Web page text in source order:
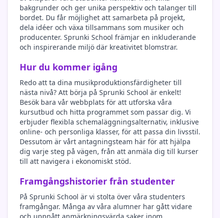
bakgrunder och ger unika perspektiv och talanger till
bordet. Du får möjlighet att samarbeta på projekt,
dela idéer och växa tillsammans som musiker och
producenter. Sprunki School främjar en inkluderande
och inspirerande miljö där kreativitet blomstrar.
Hur du kommer igång
Redo att ta dina musikproduktionsfärdigheter till
nästa nivå? Att börja på Sprunki School är enkelt!
Besök bara vår webbplats för att utforska våra
kursutbud och hitta programmet som passar dig. Vi
erbjuder flexibla schemaläggningsalternativ, inklusive
online- och personliga klasser, för att passa din livsstil.
Dessutom är vårt antagningsteam här för att hjälpa
dig varje steg på vägen, från att anmäla dig till kurser
till att navigera i ekonomiskt stöd.
Framgångshistorier från studenter
På Sprunki School är vi stolta över våra studenters
framgångar. Många av våra alumner har gått vidare